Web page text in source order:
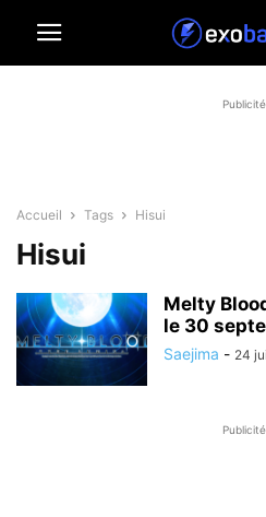
Publicité
Accueil Tags Hisui
Hisui
Melty
le 30
Saejima - 24
Publicité